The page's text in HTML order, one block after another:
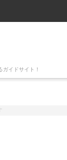
イドサイト！